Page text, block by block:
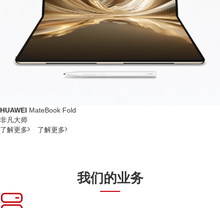
HUAWEI MateBook Fold
非凡大师
了解更多
了解更多
我们的业务